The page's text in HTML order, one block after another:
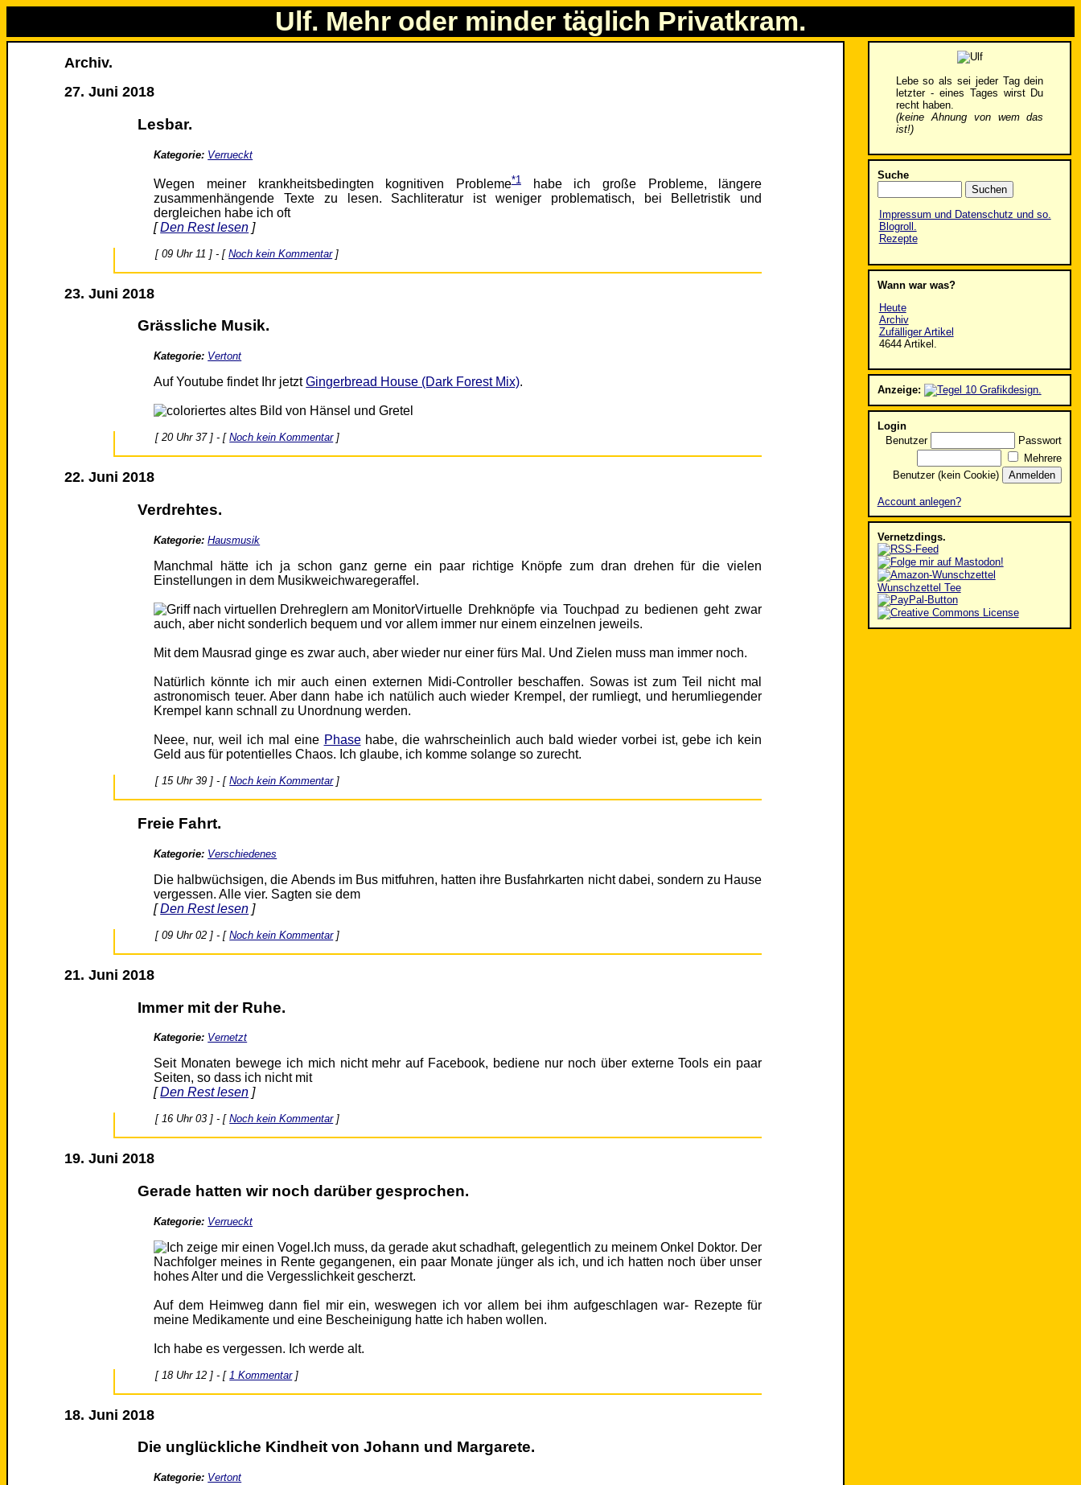
Ulf. Mehr oder minder täglich Privatkram.
Archiv.
27. Juni 2018
Lesbar.
Kategorie: Verrueckt
Wegen meiner krankheitsbedingten kognitiven Probleme*1habe ich große Probleme, längere
zusammenhängende Texte zu lesen. Sachliteratur ist weniger problematisch, bei Belletristik und
dergleichen habe ich oft
[Den Rest lesen ]
[ 09 Uhr 11 ] - [Noch kein Kommentar]
23. Juni 2018
Grässliche Musik.
Kategorie: Vertont
Auf Youtube findet Ihr jetztGingerbread House (Dark Forest Mix).
[ 20 Uhr 37 ] - [Noch kein Kommentar]
22. Juni 2018
Verdrehtes.
Kategorie: Hausmusik
Manchmal hätte ich ja schon ganz gerne ein paar richtige Knöpfe zum dran drehen für die vielen
Einstellungen in dem Musikweichwaregeraffel.
Virtuelle Drehknöpfe via Touchpad zu bedienen geht zwar
auch, aber nicht sonderlich bequem und vor allem immer nur einem einzelnen jeweils.
Mit dem Mausrad ginge es zwar auch, aber wieder nur einer fürs Mal. Und Zielen muss man immer noch.
Natürlich könnte ich mir auch einen externen Midi-Controller beschaffen. Sowas ist zum Teil nicht mal
astronomisch teuer. Aber dann habe ich natülich auch wieder Krempel, der rumliegt, und herumliegender
Krempel kann schnall zu Unordnung werden.
Neee, nur, weil ich mal eine Phasehabe, die wahrscheinlich auch bald wieder vorbei ist, gebe ich kein
Geld aus für potentielles Chaos. Ich glaube, ich komme solange so zurecht.
[ 15 Uhr 39 ] - [Noch kein Kommentar]
Freie Fahrt.
Kategorie: Verschiedenes
Die halbwüchsigen, die Abends im Bus mitfuhren, hatten ihre Busfahrkarten nicht dabei, sondern zu Hause
vergessen. Alle vier. Sagten sie dem
[Den Rest lesen ]
[ 09 Uhr 02 ] - [Noch kein Kommentar]
21. Juni 2018
Immer mit der Ruhe.
Kategorie: Vernetzt
Seit Monaten bewege ich mich nicht mehr auf Facebook, bediene nur noch über externe Tools ein paar
Seiten, so dass ich nicht mit
[Den Rest lesen ]
[ 16 Uhr 03 ] - [Noch kein Kommentar]
19. Juni 2018
Gerade hatten wir noch darüber gesprochen.
Kategorie: Verrueckt
Ich muss, da gerade akut schadhaft, gelegentlich zu meinem Onkel Doktor. Der
Nachfolger meines in Rente gegangenen, ein paar Monate jünger als ich, und ich hatten noch über unser
hohes Alter und die Vergesslichkeit gescherzt.
Auf dem Heimweg dann fiel mir ein, weswegen ich vor allem bei ihm aufgeschlagen war- Rezepte für
meine Medikamente und eine Bescheinigung hatte ich haben wollen.
Ich habe es vergessen. Ich werde alt.
[ 18 Uhr 12 ] - [ 1 Kommentar]
18. Juni 2018
Die unglückliche Kindheit von Johann und Margarete.
Kategorie: Vertont
Lebe so als sei jeder Tag dein
letzter - eines Tages wirst Du
recht haben.
(keine Ahnung von wem das
ist!)
Suche
Impressum und Datenschutz und so.
Blogroll.
Rezepte
Wann war was?
Heute
Archiv
Zufälliger Artikel
4644 Artikel.
Anzeige:
Login
Benutzer
Passwort
Mehrere
Benutzer (kein Cookie)
Account anlegen?
Vernetzdings.
Wunschzettel Tee